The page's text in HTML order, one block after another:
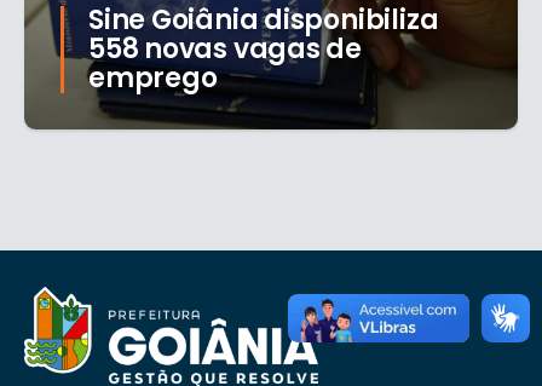
Sine Goiânia disponibiliza
558 novas vagas de
emprego